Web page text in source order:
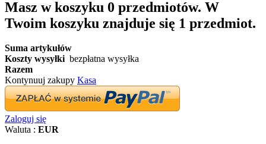
Masz w koszyku 0 przedmiotów. W
Twoim koszyku znajduje się 1 przedmiot.
Suma artykułów
Koszty wysyłki bezpłatna wysyłka
Razem
Kontynuuj zakupy Kasa
Zaloguj się
Waluta : EUR